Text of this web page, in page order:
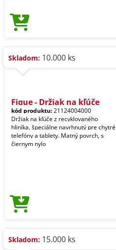
Skladom: 10.000 ks
Fique - Držiak na kľúče
kód produktu:21124004000
Držiak na kľúče z recyklovaného
hliníka, špeciálne navrhnutý pre chytré
telefóny a tablety. Matný povrch, s
čiernym nylo
Skladom: 15.000 ks